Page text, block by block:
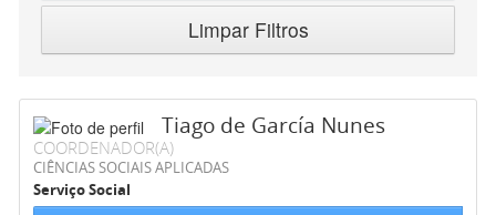
Limpar Filtros
Tiago de García Nunes
COORDENADOR(A)
CIÊNCIAS SOCIAIS APLICADAS
Serviço Social